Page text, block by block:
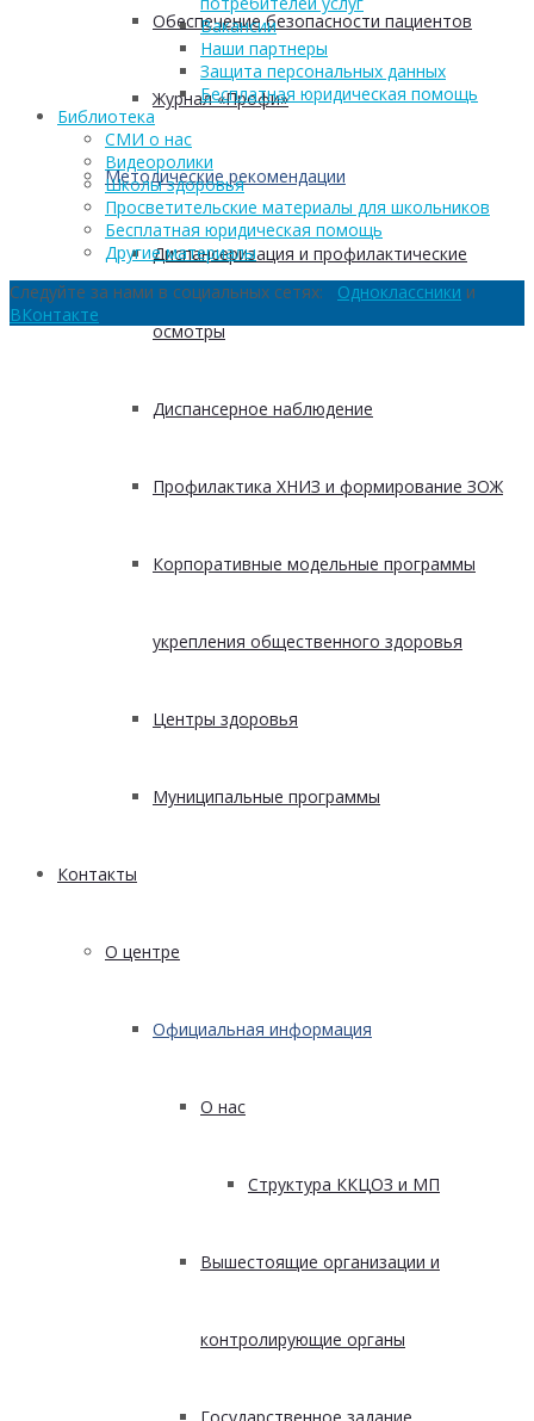
Обеспечение безопасности пациентов
Журнал «Профи»
Методические рекомендации
Диспансеризация и профилактические
осмотры
Диспансерное наблюдение
Профилактика ХНИЗ и формирование ЗОЖ
Корпоративные модельные программы
укрепления общественного здоровья
Центры здоровья
Муниципальные программы
Контакты
О центре
Официальная информация
О нас
Структура ККЦОЗ и МП
Вышестоящие организации и
контролирующие органы
Вакансии
Наши партнеры
Защита персональных данных
Бесплатная юридическая помощь
Библиотека
СМИ о нас
Видеоролики
Школы здоровья
Просветительские материалы для школьников
Бесплатная юридическая помощь
Другие материалы
Следуйте за нами в социальных сетях: Одноклассники и
ВКонтакте